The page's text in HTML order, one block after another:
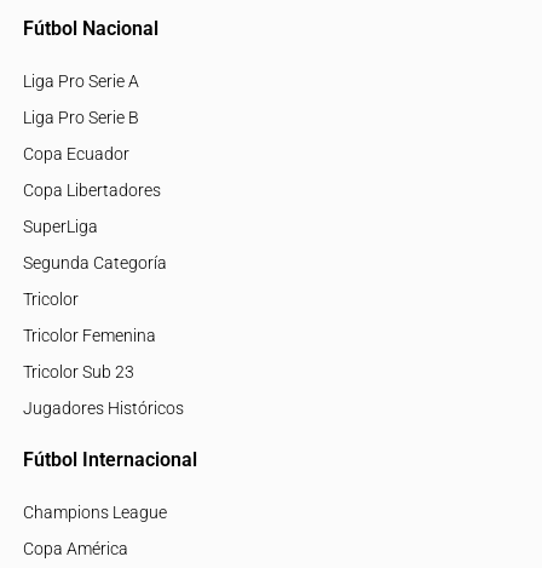
Fútbol Nacional
Liga Pro Serie A
Liga Pro Serie B
Copa Ecuador
Copa Libertadores
SuperLiga
Segunda Categoría
Tricolor
Tricolor Femenina
Tricolor Sub 23
Jugadores Históricos
Fútbol Internacional
Champions League
Copa América